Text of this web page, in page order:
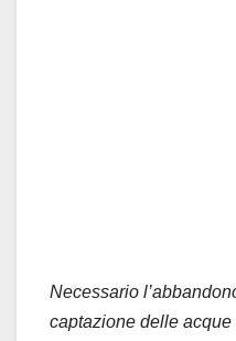
Necessario
captazione delle